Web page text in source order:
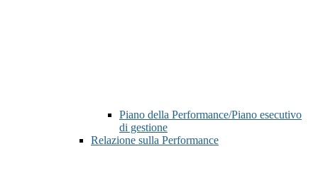
Piano della Performance/Piano esecutivo
di gestione
Relazione sulla Performance